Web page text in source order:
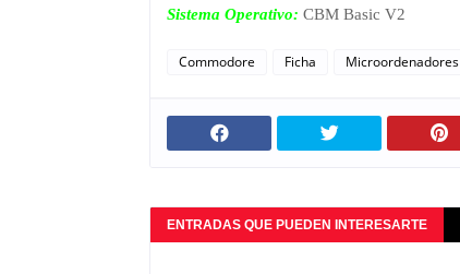
Sistema Operativo: CBM Basic V2
Commodore Ficha Microordenadores
ENTRADAS QUE PUEDEN INTERESARTE